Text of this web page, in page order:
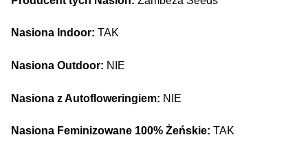
Nasiona Indoor: TAK
Nasiona Outdoor: NIE
Nasiona z Autofloweringiem: NIE
Nasiona Feminizowane 100% Żeńskie: TAK